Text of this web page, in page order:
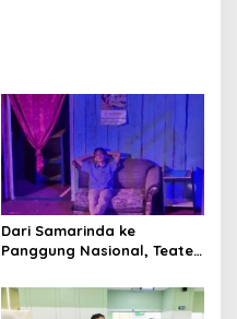
Dari Samarinda ke
Panggung Nasional, Teater
Kalimantan ke FTRN ISI
Yogyakarta